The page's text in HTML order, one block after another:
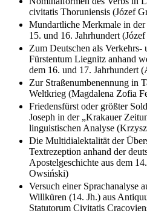
civitatis Thoruniensis (Józef
Mundartliche Merkmale in
15. und 16. Jahrhundert
Zum Deutschen als
Fürstentum Liegnitz anhand
dem 16. und 17. Jahrhundert
Zur Straßenumbenennung in
Weltkrieg (Magdalena Zofia
Friedensfürst oder größter
Joseph in der „Krakauer
linguistischen Analyse
Die Multidialektalität der
Textrezeption anhand der
Apostelgeschichte aus dem
Owsiński)
Versuch einer Sprachanalyse
Willküren (14. Jh.) aus
Statutorum Civitatis